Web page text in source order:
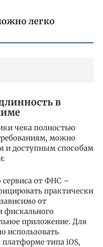
легко
в
чека полностью
можно
и доступным способам
от ФНС –
практически
от
фискального
приложение. Для
использовать
типа iOS,